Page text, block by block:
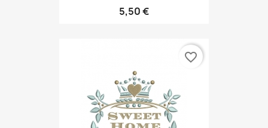
5,50 €
favorite_border